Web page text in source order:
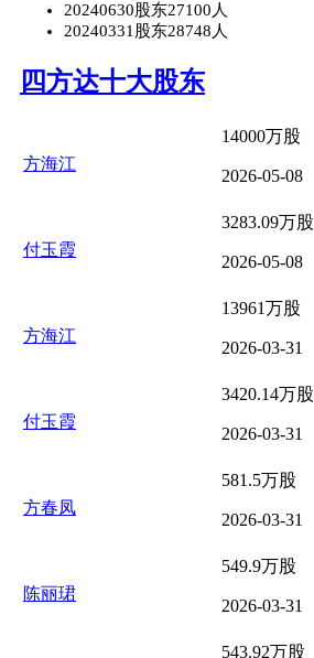
20240630股东27100人
20240331股东28748人
四方达十大股东
方海江
14000万股
2026-05-08
付玉霞
3283.09万股
2026-05-08
方海江
13961万股
2026-03-31
付玉霞
3420.14万股
2026-03-31
方春凤
581.5万股
2026-03-31
陈丽珺
549.9万股
2026-03-31
543.92万股